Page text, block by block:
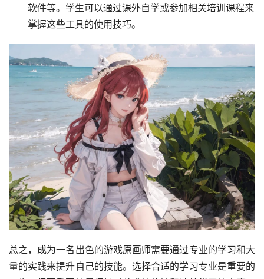
软件等。学生可以通过课外自学或参加相关培训课程来
掌握这些工具的使用技巧。
总之，成为一名出色的游戏原画师需要通过专业的学习和大
量的实践来提升自己的技能。选择合适的学习专业是重要的